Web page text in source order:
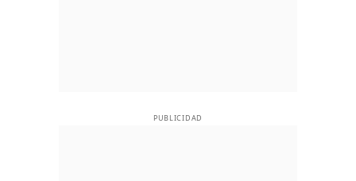
PUBLICIDAD